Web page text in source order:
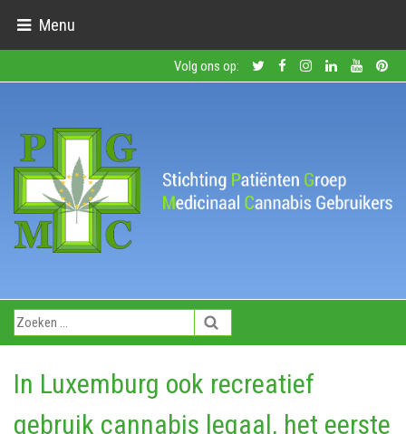
Menu
Volg ons op:
In Luxemburg ook recreatief
gebruik cannabis legaal, het eerste